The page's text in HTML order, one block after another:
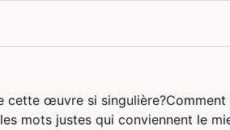
œuvre si
mots justes qui conviennent le